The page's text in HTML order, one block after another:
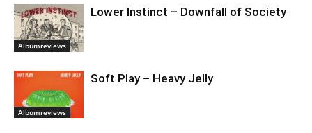
Albumreviews
Lower Instinct – Downfall of Society
Albumreviews
Soft Play – Heavy Jelly